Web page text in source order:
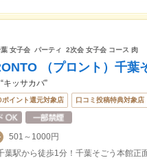
女子会 パーティ 2次会 女子会 コース 肉
（プロント）千葉
キッサカバ”
ポイント還元対象店 口コミ投稿特典対象店
501～1000円